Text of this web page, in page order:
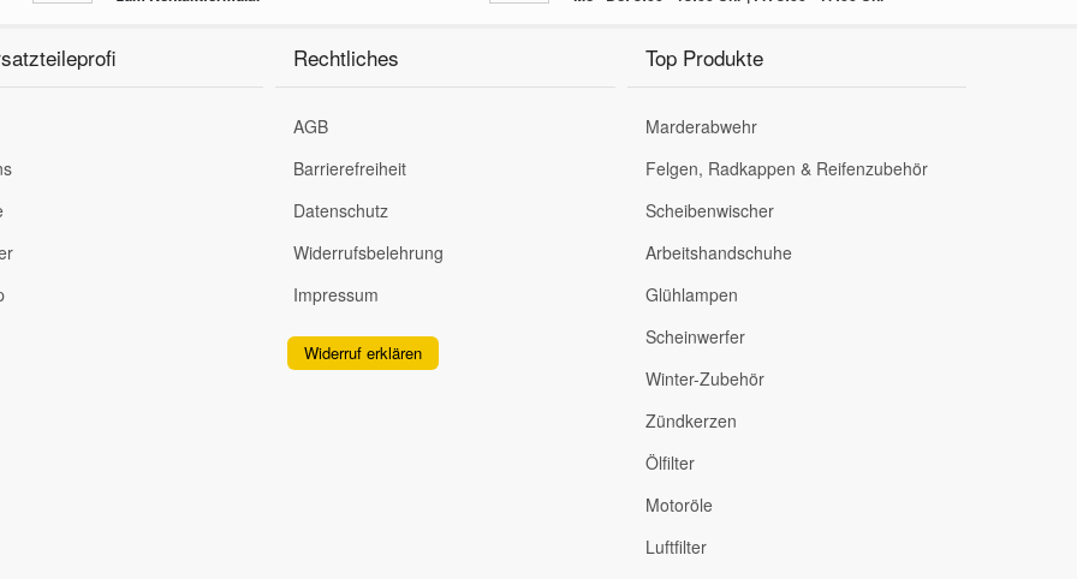
Rechtliches
AGB
Barrierefreiheit
Datenschutz
Widerrufsbelehrung
Impressum
Widerruf erklären
Top Produkte
Marderabwehr
Felgen, Radkappen & Reifenzubehör
Scheibenwischer
Arbeitshandschuhe
Glühlampen
Scheinwerfer
Winter-Zubehör
Zündkerzen
Ölfilter
Motoröle
Luftfilter